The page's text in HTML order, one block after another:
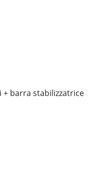
barra stabilizzatrice